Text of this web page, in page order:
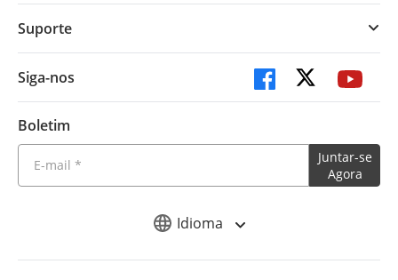
Idioma
Suporte
Siga-nos
Boletim
Juntar-se
Agora